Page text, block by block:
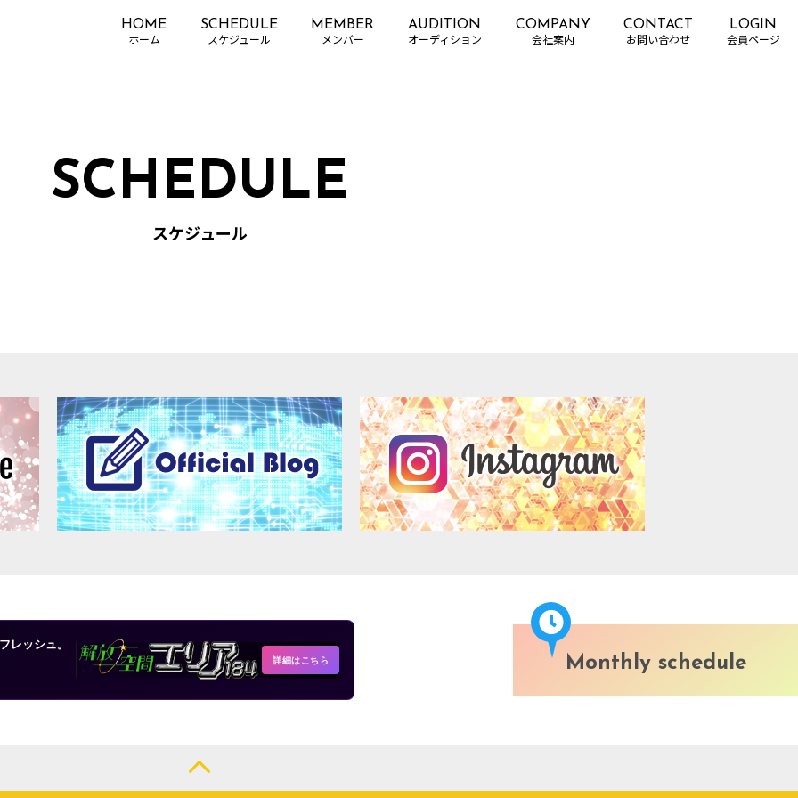
HOME SCHEDULE MEMBER AUDITION COMPANY CONTACT LOGIN
SCHEDULE
スケジュール
レッシュ。
詳細はこちら Monthly schedule